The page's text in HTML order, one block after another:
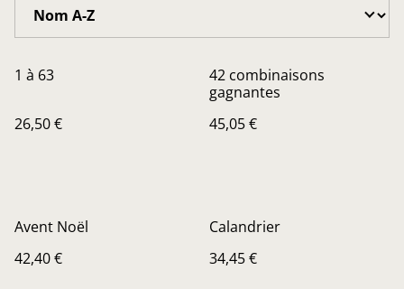
1 à 63
26,50 €
42 combinaisons
gagnantes
45,05 €
Avent Noël
42,40 €
Calandrier
34,45 €